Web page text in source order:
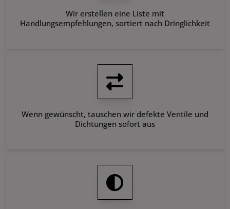
Wir erstellen eine Liste mit
Handlungsempfehlungen, sortiert nach Dringlichkeit
Wenn gewünscht, tauschen wir defekte Ventile und
Dichtungen sofort aus